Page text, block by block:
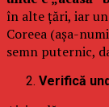
în alte țări, iar
Coreea (așa-
semn puternic,
Verifică